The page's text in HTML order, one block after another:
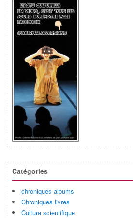
Catégories
chroniques albums
Chroniques livres
Culture scientifique